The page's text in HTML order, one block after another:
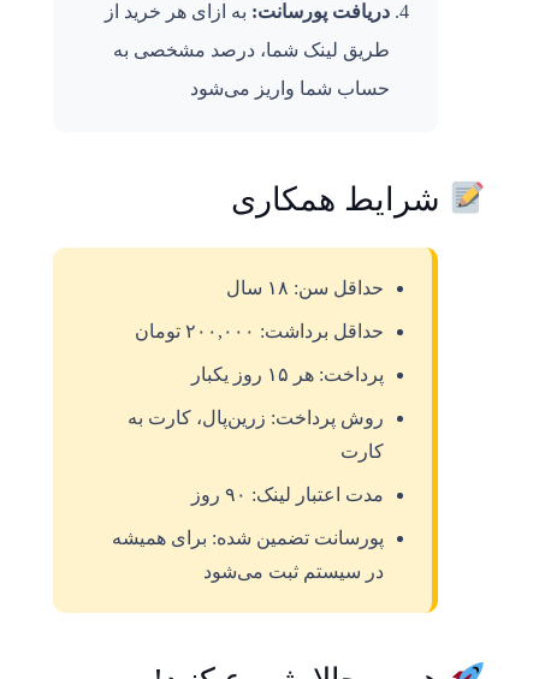
دریافت پورسانت: به ازای هر خرید از
طریق لینک شما، درصد مشخصی به
حساب شما واریز می‌شود
شرایط همکاری
حداقل سن: ۱۸ سال
حداقل برداشت: ۲۰۰,۰۰۰ تومان
پرداخت: هر ۱۵ روز یکبار
روش پرداخت: زرین‌پال، کارت به
کارت
مدت اعتبار لینک: ۹۰ روز
پورسانت تضمین شده: برای همیشه
در سیستم ثبت می‌شود